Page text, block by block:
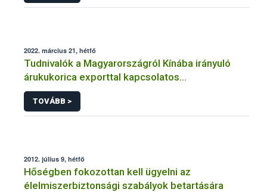
2022. március 21, hétfő
Tudnivalók a Magyarországról Kínába irányuló
árukukorica exporttal kapcsolatos
kötelezettségekről
TOVÁBB >
2012. július 9, hétfő
Hőségben fokozottan kell ügyelni az
élelmiszerbiztonsági szabályok betartására